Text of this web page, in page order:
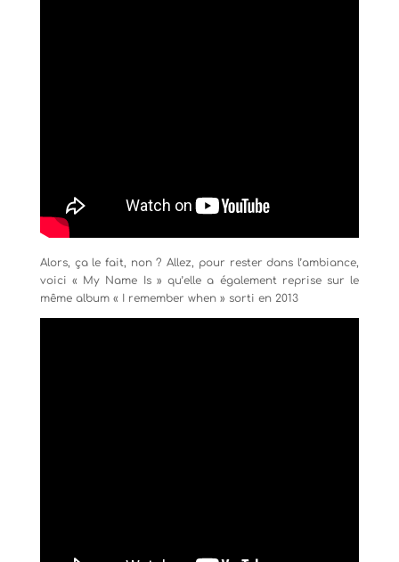
Alors, ça le fait, non ? Allez, pour rester dans l’ambiance,
voici « My Name Is » qu’elle a également reprise sur le
même album « I remember when » sorti en 2013